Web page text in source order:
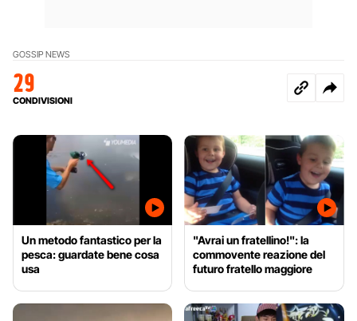
GOSSIP NEWS
29
CONDIVISIONI
Un metodo fantastico per la
pesca: guardate bene cosa
usa
"Avrai un fratellino!": la
commovente reazione del
futuro fratello maggiore